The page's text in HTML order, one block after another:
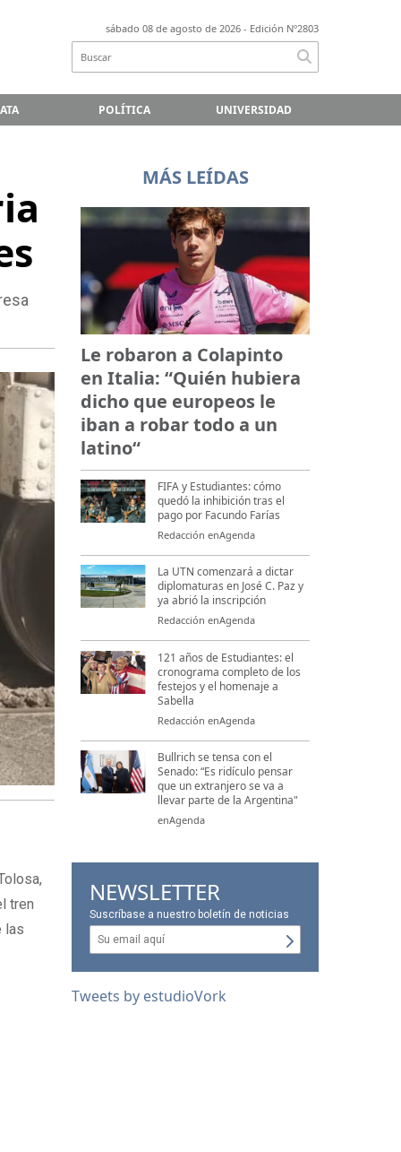
sábado 08 de agosto de 2026 - Edición Nº2803
POLÍTICA UNIVERSIDAD
tren
las
MÁS LEÍDAS
Le robaron a Colapinto
en Italia: “Quién hubiera
dicho que europeos le
iban a robar todo a un
latino“
FIFA y Estudiantes: cómo
quedó la inhibición tras el
pago por Facundo Farías
Redacción enAgenda
La UTN comenzará a dictar
diplomaturas en José C. Paz y
ya abrió la inscripción
Redacción enAgenda
121 años de Estudiantes: el
cronograma completo de los
festejos y el homenaje a
Sabella
Redacción enAgenda
Bullrich se tensa con el
Senado: “Es ridículo pensar
que un extranjero se va a
llevar parte de la Argentina"
enAgenda
NEWSLETTER
Suscríbase a nuestro boletín de noticias
Tweets by estudioVork